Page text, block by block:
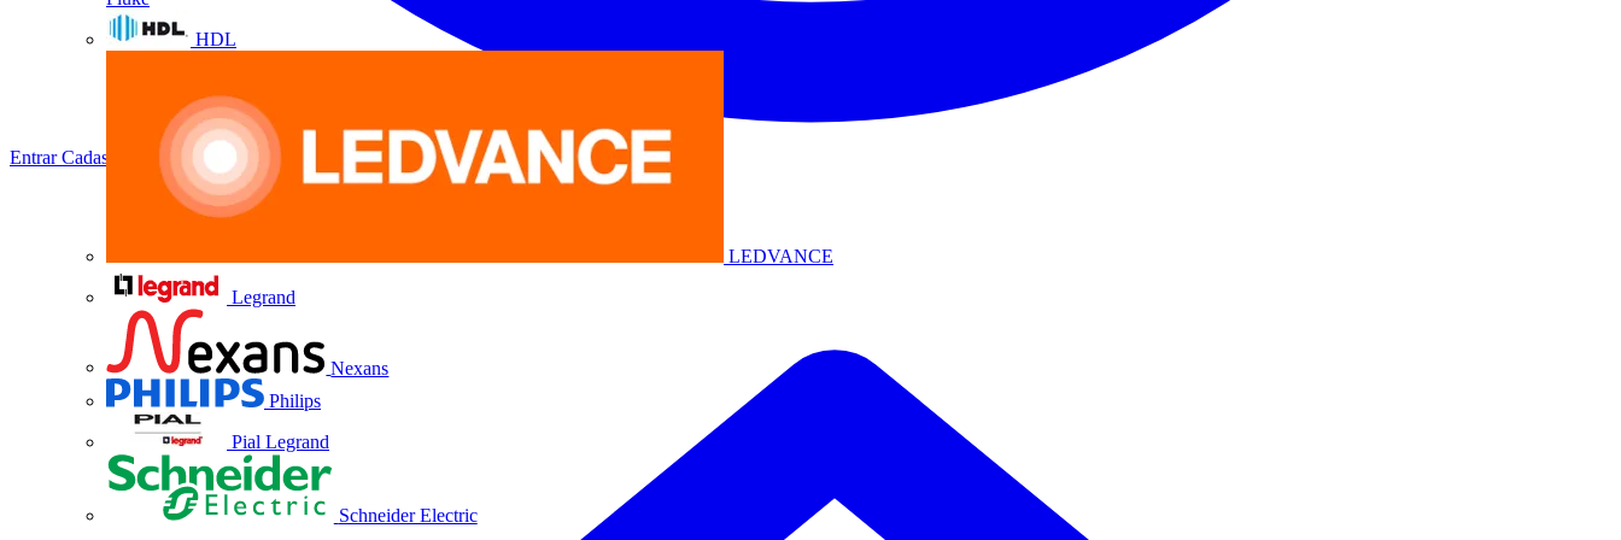
HDL
LEDVANCE
Legrand
Nexans
Philips
Pial Legrand
Schneider Electric
EntrarCadastrar